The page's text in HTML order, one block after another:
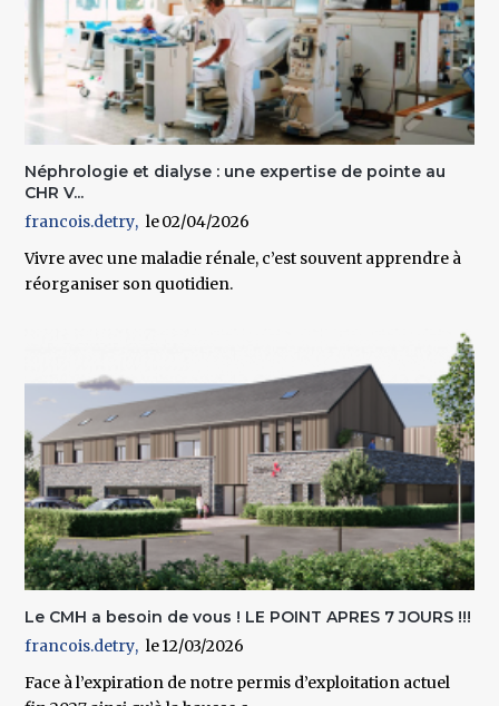
Néphrologie et dialyse : une expertise de pointe au
CHR V...
francois.detry
02/04/2026
Vivre avec une maladie rénale, c’est souvent apprendre à
réorganiser son quotidien.
Le CMH a besoin de vous ! LE POINT APRES 7 JOURS !!!
francois.detry
12/03/2026
Face à l’expiration de notre permis d’exploitation actuel